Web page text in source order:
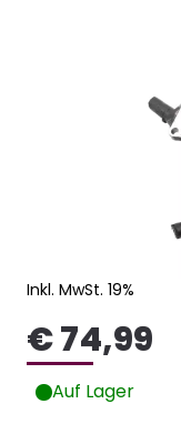
Inkl. MwSt. 19%
€ 74,99
Auf Lager